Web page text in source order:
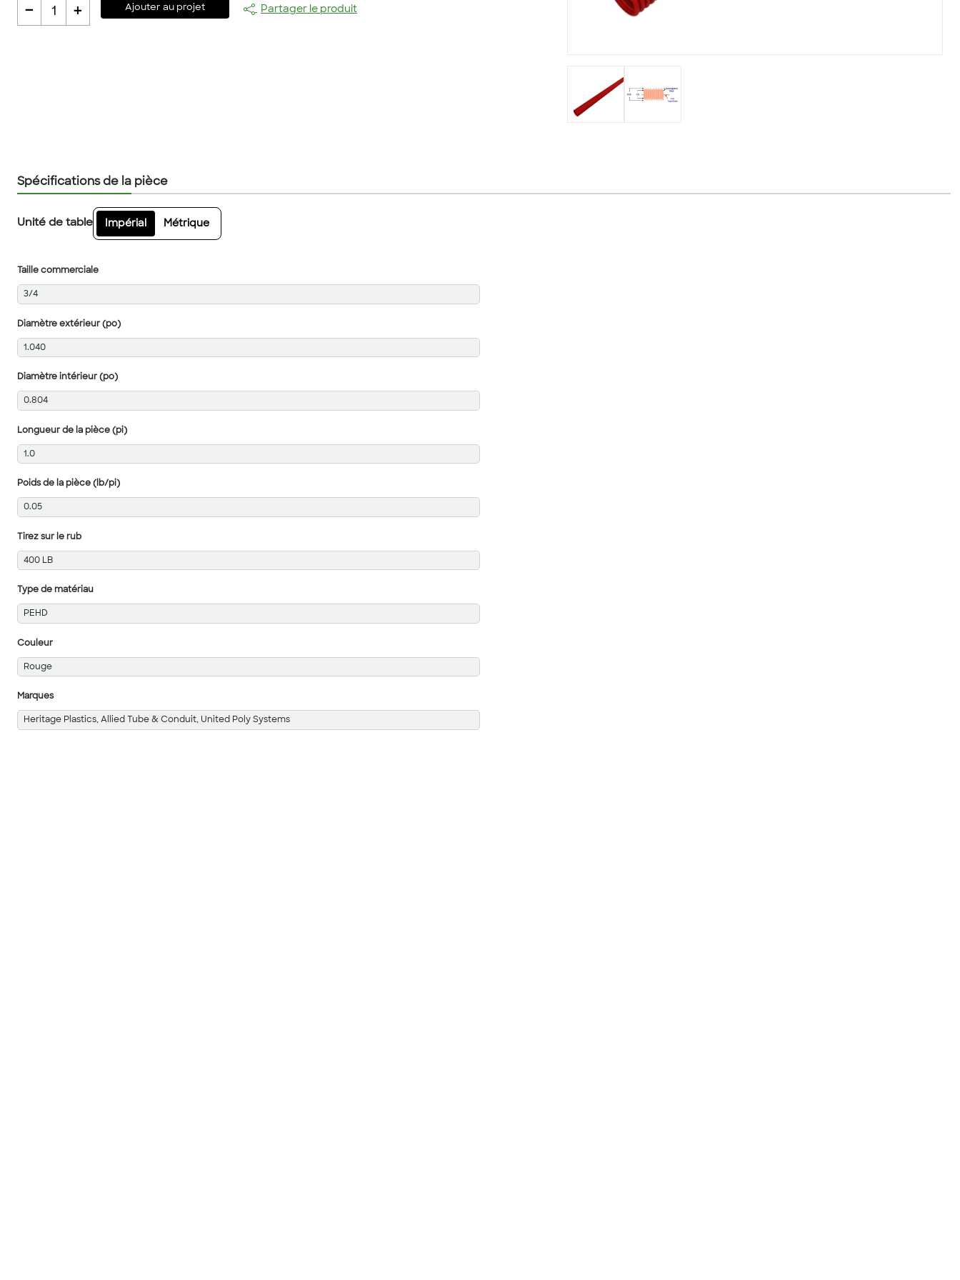
- 1 + Ajouter au projet Partager le produit
Spécifications de la pièce
Unité de table Impérial Métrique
Taille commerciale
3/4
Diamètre extérieur (po)
1.040
Diamètre intérieur (po)
0.804
Longueur de la pièce (pi)
1.0
Poids de la pièce (lb/pi)
0.05
Tirez sur le rub
400 LB
Type de matériau
PEHD
Couleur
Rouge
Marques
Heritage Plastics, Allied Tube & Conduit, United Poly Systems